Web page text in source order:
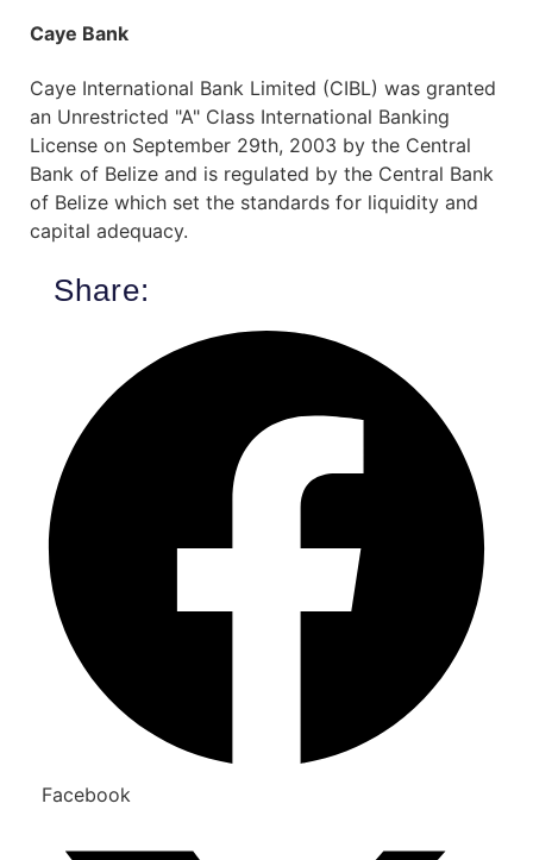
Caye Bank
Caye International Bank Limited (CIBL) was granted
an Unrestricted "A" Class International Banking
License on September 29th, 2003 by the Central
Bank of Belize and is regulated by the Central Bank
of Belize which set the standards for liquidity and
capital adequacy.
Share:
Facebook